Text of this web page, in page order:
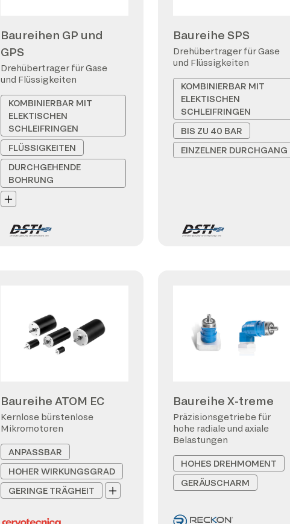
Baureihen GP und
GPS
Drehübertrager für Gase
und Flüssigkeiten
KOMBINIERBAR MIT
ELEKTISCHEN
SCHLEIFRINGEN
FLÜSSIGKEITEN
DURCHGEHENDE
BOHRUNG
Baureihe SPS
Drehübertrager für Gase
und Flüssigkeiten
KOMBINIERBAR MIT
ELEKTISCHEN
SCHLEIFRINGEN
BIS ZU 40 BAR
EINZELNER DURCHGANG
Baureihe ATOM EC
Kernlose bürstenlose
Mikromotoren
ANPASSBAR
HOHER WIRKUNGSGRAD
GERINGE TRÄGHEIT
Baureihe X-treme
Präzisionsgetriebe für
hohe radiale und axiale
Belastungen
HOHES DREHMOMENT
GERÄUSCHARM